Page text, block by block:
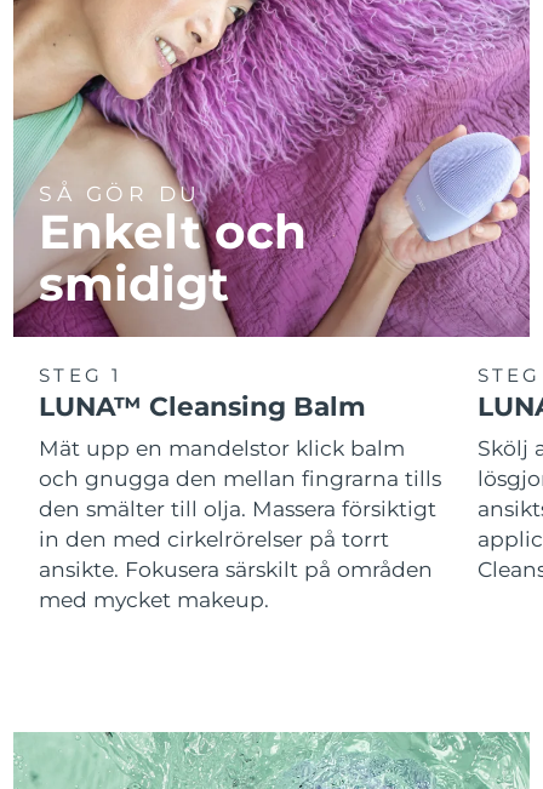
SÅ GÖR DU
Enkelt och
smidigt
STEG 1
LUNA™ Cleansing Balm
Mät upp en mandelstor klick balm
och gnugga den mellan fingrarna tills
den smälter till olja. Massera försiktigt
in den med cirkelrörelser på torrt
ansikte. Fokusera särskilt på områden
med mycket makeup.
Skölj